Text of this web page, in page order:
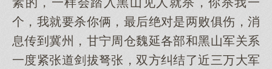
个，我就要杀你俩，最后绝对是两败俱伤，消
息传到冀州，甘宁周仓魏延各部和黑山军关系
一度紧张道剑拔弩张，双方纠结了近三万大军